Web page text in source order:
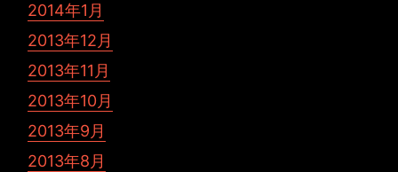
2014年1月
2013年12月
2013年11月
2013年10月
2013年9月
2013年8月